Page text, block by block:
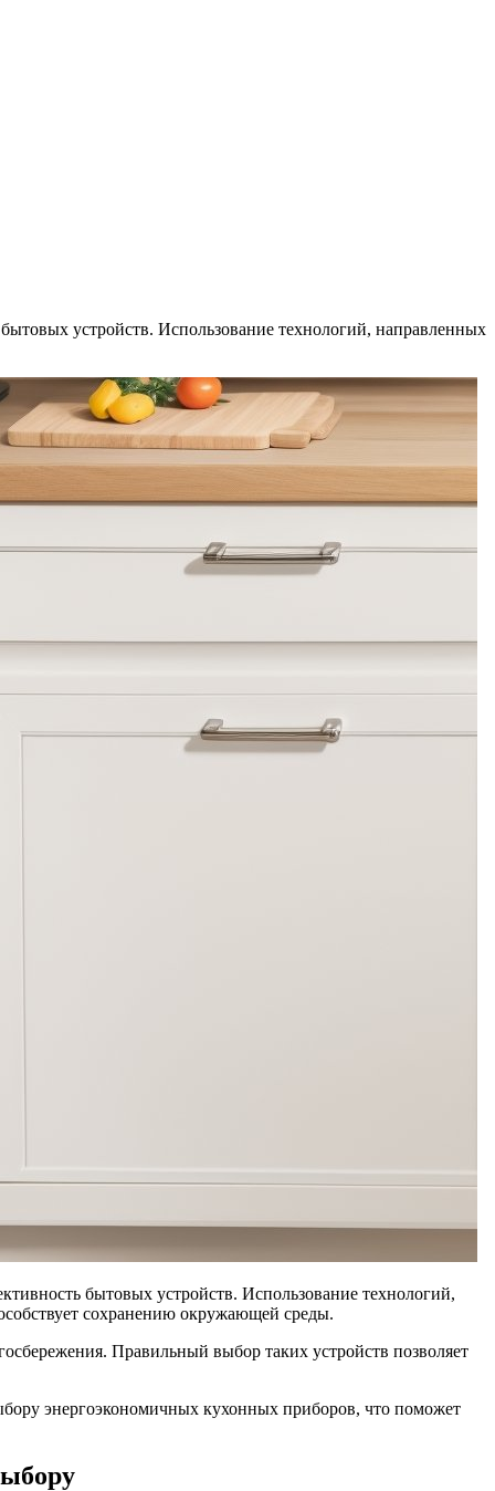
устройств. Использование технологий, направленных
бытовых устройств. Использование технологий,
сохранению окружающей среды.
Правильный выбор таких устройств позволяет
энергоэкономичных кухонных приборов, что поможет